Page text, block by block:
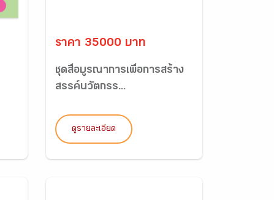
ราคา 35000 บาท
ชุดสื่อบูรณาการเพื่อการสร้าง
สรรค์นวัตกรร...
ดูรายละเอียด